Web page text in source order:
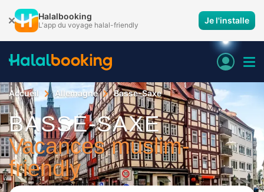
Halalbooking
L'app du voyage halal-friendly Je l'installe
Accueil Allemagne Basse-Saxe
BASSE-SAXE
Vacances muslim-
friendly